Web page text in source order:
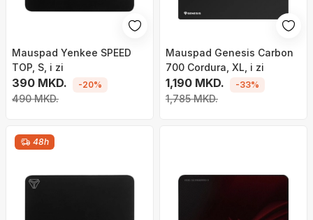
Mauspad Yenkee SPEED
TOP, S, i zi
390 MKD.
490 MKD.
-20%
Mauspad Genesis Carbon
700 Cordura, XL, i zi
1,190 MKD.
1,785 MKD.
-33%
48h